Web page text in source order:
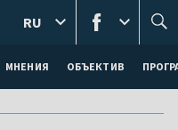
МНЕНИЯ ОБЪЕКТИВ
RU